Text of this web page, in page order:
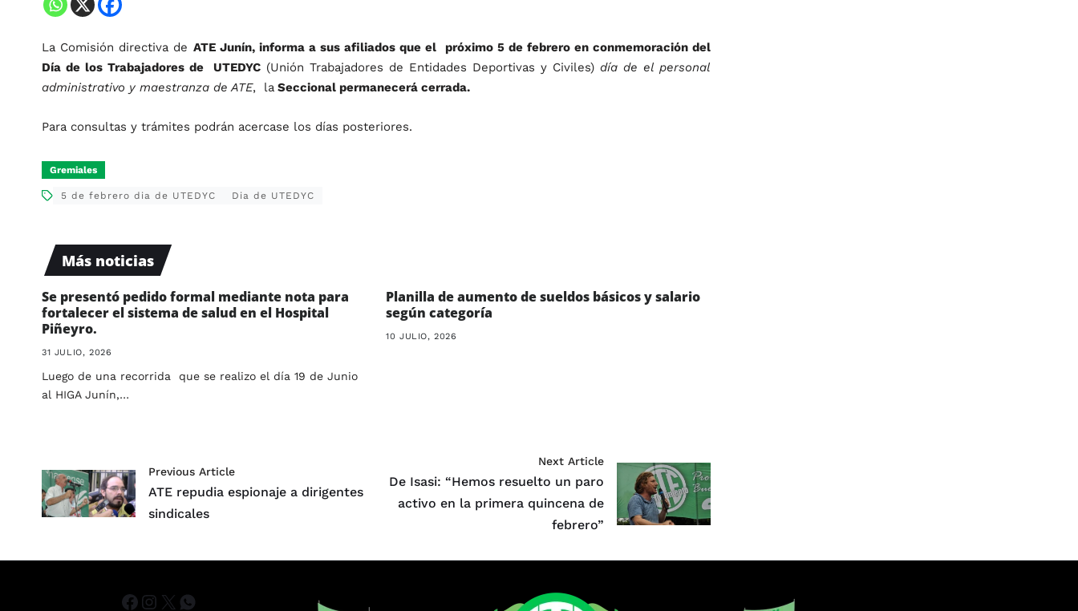
La Comisión directiva de ATE Junín, informa a sus afiliados que el próximo 5 de febrero en conmemoración del
Día de los Trabajadores de UTEDYC (Unión Trabajadores de Entidades Deportivas y Civiles)día de el personal
administrativo y maestranza de ATE, la Seccional permanecerá cerrada.
Para consultas y trámites podrán acercase los días posteriores.
Gremiales
5 de febrero dia de UTEDYC Dia de UTEDYC
Más noticias
Se presentó pedido formal mediante nota para
fortalecer el sistema de salud en el Hospital
Piñeyro.
31 JULIO, 2026
Luego de una recorrida que se realizo el día 19 de Junio
al HIGA Junín,…
Planilla de aumento de sueldos básicos y salario
según categoría
10 JULIO, 2026
Previous Article
ATE repudia espionaje a dirigentes
sindicales
Next Article
De Isasi: “Hemos resuelto un paro
activo en la primera quincena de
febrero”